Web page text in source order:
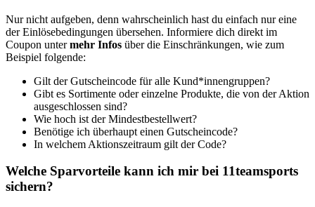
Nur nicht aufgeben, denn wahrscheinlich hast du einfach nur eine
der Einlösebedingungen übersehen. Informiere dich direkt im
Coupon untermehr Infos über die Einschränkungen, wie zum
Beispiel folgende:
Gilt der Gutscheincode für alle Kund*innengruppen?
Gibt es Sortimente oder einzelne Produkte, die von der Aktion
ausgeschlossen sind?
Wie hoch ist der Mindestbestellwert?
Benötige ich überhaupt einen Gutscheincode?
In welchem Aktionszeitraum gilt der Code?
Welche Sparvorteile kann ich mir bei 11teamsports
sichern?